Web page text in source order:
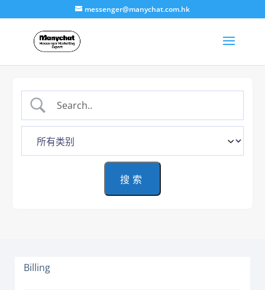
messenger@manychat.com.hk
Billing